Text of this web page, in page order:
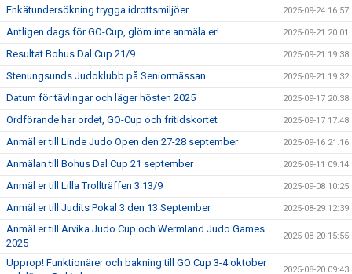
Enkätundersökning trygga idrottsmiljöer 2025-09-24 16:57
Äntligen dags för GO-Cup, glöm inte anmäla er! 2025-09-21 20:01
Resultat Bohus Dal Cup 21/9 2025-09-21 19:38
Stenungsunds Judoklubb på Seniormässan 2025-09-21 19:32
Datum för tävlingar och läger hösten 2025 2025-09-17 20:38
Ordförande har ordet, GO-Cup och fritidskortet 2025-09-17 17:48
Anmäl er till Linde Judo Open den 27-28 september 2025-09-16 21:16
Anmälan till Bohus Dal Cup 21 september 2025-09-11 09:14
Anmäl er till Lilla Trollträffen 3 13/9 2025-09-08 10:25
Anmäl er till Judits Pokal 3 den 13 September 2025-08-29 12:39
Anmäl er till Arvika Judo Cup och Wermland Judo Games
2025
2025-08-20 15:55
Upprop! Funktionärer och bakning till GO Cup 3-4 oktober
2025-08-20 09:43